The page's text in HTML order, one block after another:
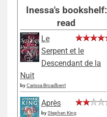
Inessa's bookshelf:
read
Le
Serpent et le
Descendant de la
Nuit
byCarissa Broadbent
Après
byStephen King